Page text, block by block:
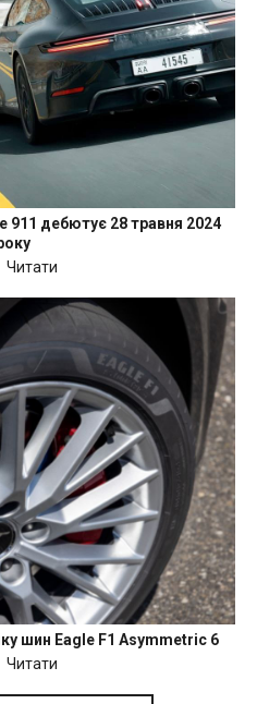
911 дебютує 28 травня 2024
Читати
шин Eagle F1 Asymmetric 6
Читати